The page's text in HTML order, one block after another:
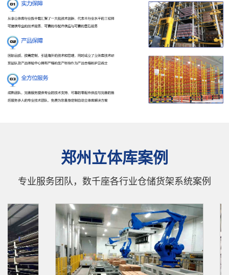
郑州立体库案例
专业服务团队，数千座各行业仓储货架系统案例